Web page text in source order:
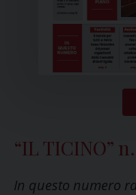
“IL TICINO”
In questo numero